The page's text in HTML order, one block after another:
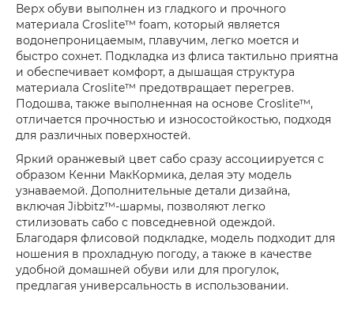
Верх обуви выполнен из гладкого и прочного
материала Croslite™ foam, который является
водонепроницаемым, плавучим, легко моется и
быстро сохнет. Подкладка из флиса тактильно приятна
и обеспечивает комфорт, а дышащая структура
материала Croslite™ предотвращает перегрев.
Подошва, также выполненная на основе Croslite™,
отличается прочностью и износостойкостью, подходя
для различных поверхностей.
Яркий оранжевый цвет сабо сразу ассоциируется с
образом Кенни МакКормика, делая эту модель
узнаваемой. Дополнительные детали дизайна,
включая Jibbitz™-шармы, позволяют легко
стилизовать сабо с повседневной одеждой.
Благодаря флисовой подкладке, модель подходит для
ношения в прохладную погоду, а также в качестве
удобной домашней обуви или для прогулок,
предлагая универсальность в использовании.